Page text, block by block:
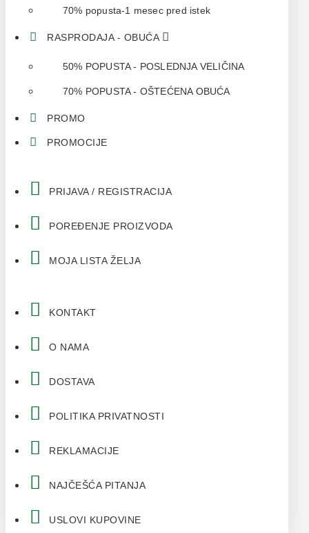
70% popusta-1 mesec pred istek
RASPRODAJA - OBUĆA
50% POPUSTA - POSLEDNJA VELIČINA
70% POPUSTA - OŠTEĆENA OBUĆA
PROMO
PROMOCIJE
PRIJAVA / REGISTRACIJA
POREĐENJE PROIZVODA
MOJA LISTA ŽELJA
KONTAKT
O NAMA
DOSTAVA
POLITIKA PRIVATNOSTI
REKLAMACIJE
NAJČEŠĆA PITANJA
USLOVI KUPOVINE